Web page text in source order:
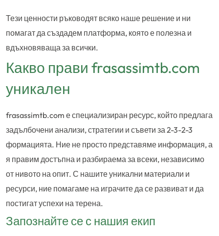
Тези ценности ръководят всяко наше решение и ни
помагат да създадем платформа, която е полезна и
вдъхновяваща за всички.
Какво прави frasassimtb.com
уникален
frasassimtb.com е специализиран ресурс, който предлага
задълбочени анализи, стратегии и съвети за 2-3-2-3
формацията. Ние не просто представяме информация, а
я правим достъпна и разбираема за всеки, независимо
от нивото на опит. С нашите уникални материали и
ресурси, ние помагаме на играчите да се развиват и да
постигат успехи на терена.
Запознайте се с нашия екип